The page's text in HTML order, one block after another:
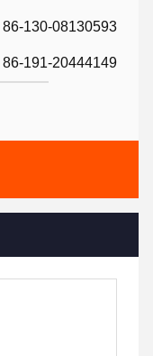
86-130-08130593
86-191-20444149